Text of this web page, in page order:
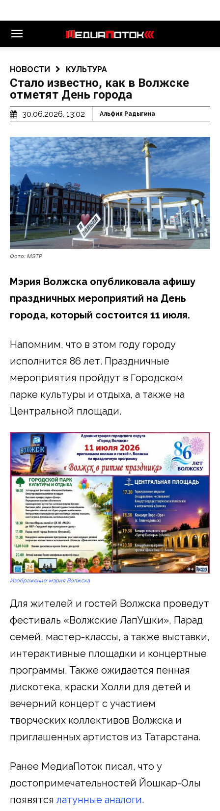
НОВОСТИ КУЛЬТУРА
Стало известно, как в Волжске
отметят День города
30.06.2026, 13:02 Альфия Радыгина
Фото: МЭТР
Мэрия Волжска опубликовала афишу
праздничных мероприятий на День
города, который состоится 11 июля.
Напомним, что в этом году городу
исполнится 86 лет. Праздничные
мероприятия пройдут в Городском
парке культуры и отдыха, а также на
Центральной площади.
Изображение: мэрия Волжска
Для жителей и гостей Волжска проведут
фестиваль «Волжские ЛапУшки», Парад
семей, мастер-классы, а также выставки,
интерактивные площадки и концертные
программы. Также ожидается пенная
дискотека, краски Холли для детей и
вечерний концерт с участием
творческих коллективов Волжска и
приглашенных артистов из Татарстана.
Ранее МедиаПоток писал, что у
достопримечательностей Йошкар-Олы
появятся латунные аналоги.